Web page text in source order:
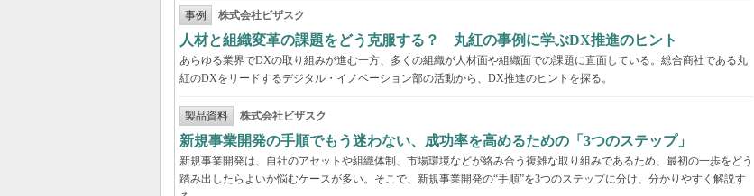
事例 株式会社ビザスク
人材と組織変革の課題をどう克服する？ 丸紅の事例に学ぶDX推進のヒント
あらゆる業界でDXの取り組みが進む一方、多くの組織が人材面や組織面での課題に直面している。総合商社である丸
紅のDXをリードするデジタル・イノベーション部の活動から、DX推進のヒントを探る。
製品資料 株式会社ビザスク
新規事業開発の手順でもう迷わない、成功率を高めるための「3つのステップ」
新規事業開発は、自社のアセットや組織体制、市場環境などが絡み合う複雑な取り組みであるため、最初の一歩をどう
踏み出したらよいか悩むケースが多い。そこで、新規事業開発の“手順”を3つのステップに分け、分かりやすく解説す